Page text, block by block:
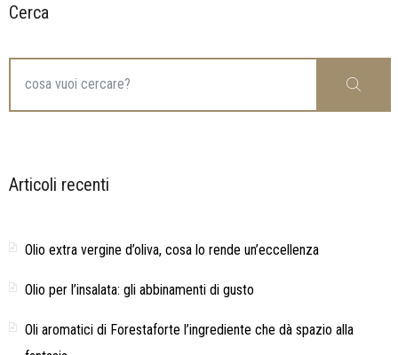
Cerca
Articoli recenti
Olio extra vergine d’oliva, cosa lo rende un’eccellenza
Olio per l’insalata: gli abbinamenti di gusto
Oli aromatici di Forestaforte l’ingrediente che dà spazio alla